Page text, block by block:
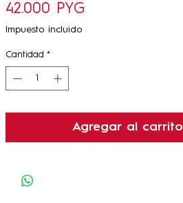
42.000 PYG
Impuesto incluido
Cantidad *
Agregar al carrito